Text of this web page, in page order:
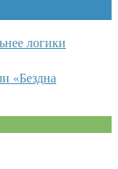
логики
«Бездна